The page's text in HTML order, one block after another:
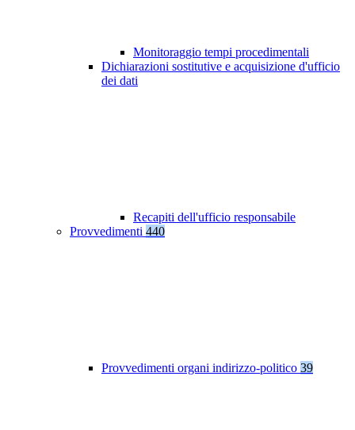
Monitoraggio tempi procedimentali
Dichiarazioni sostitutive e acquisizione d'ufficio
dei dati
Recapiti dell'ufficio responsabile
Provvedimenti 440
Provvedimenti organi indirizzo-politico 39